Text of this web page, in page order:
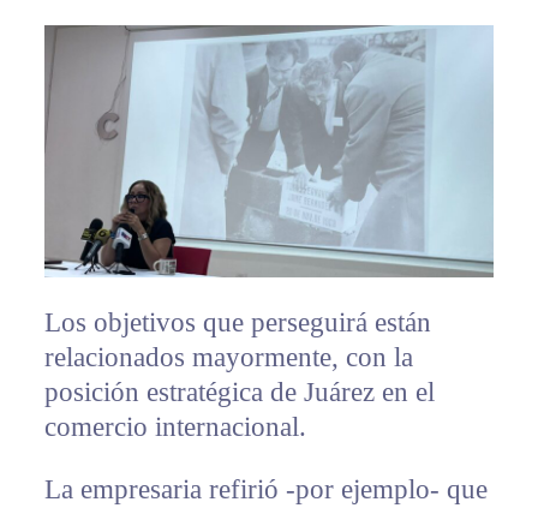
Los objetivos que perseguirá están
relacionados mayormente, con la
posición estratégica de Juárez en el
comercio internacional.
La empresaria refirió -por ejemplo- que